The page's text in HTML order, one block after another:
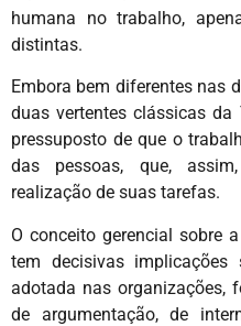
humana no trabalho,
distintas.
Embora bem diferentes nas
duas vertentes clássicas
pressuposto de que o
das pessoas, que,
realização de suas tarefas.
O conceito gerencial sobre
tem decisivas
adotada nas organizações,
de argumentação, de